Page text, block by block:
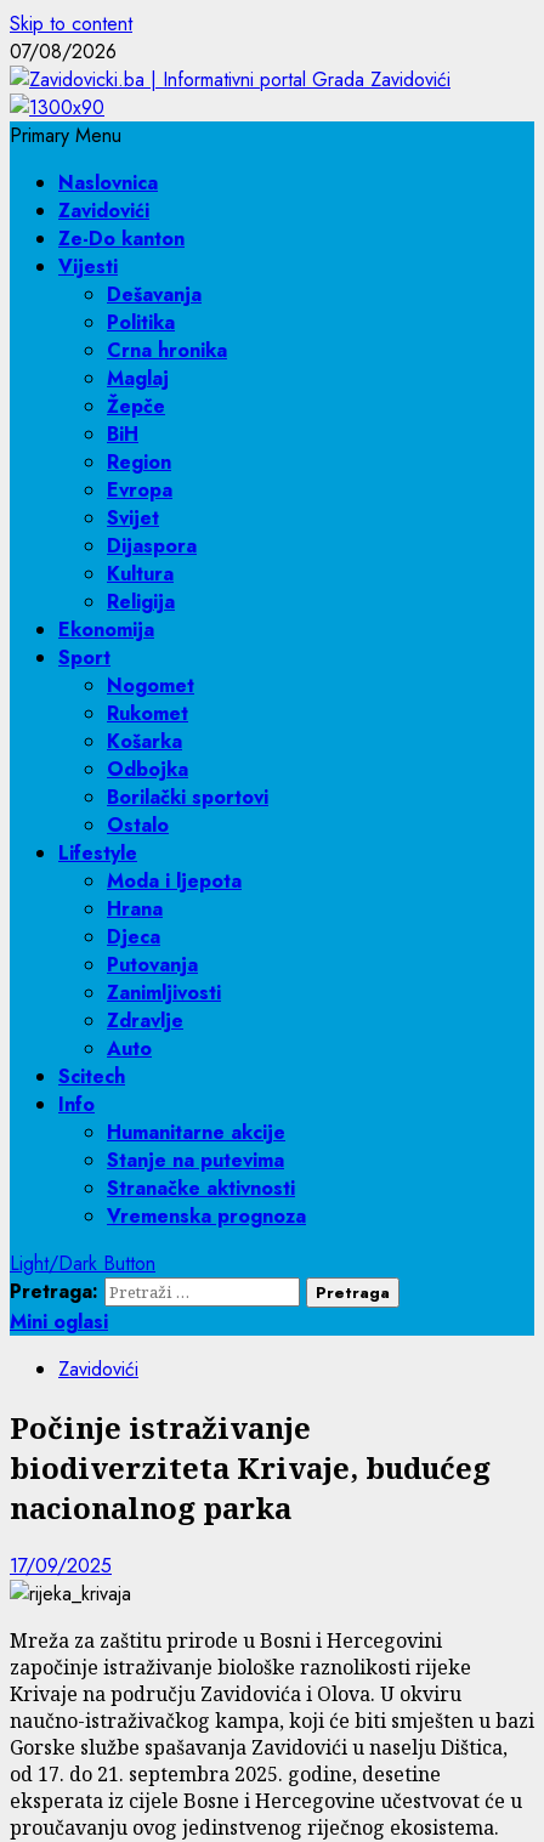
Skip to content
07/08/2026
Primary Menu
Naslovnica
Zavidovići
Ze-Do kanton
Vijesti
Dešavanja
Politika
Crna hronika
Maglaj
Žepče
BiH
Region
Evropa
Svijet
Dijaspora
Kultura
Religija
Ekonomija
Sport
Nogomet
Rukomet
Košarka
Odbojka
Borilački sportovi
Ostalo
Lifestyle
Moda i ljepota
Hrana
Djeca
Putovanja
Zanimljivosti
Zdravlje
Auto
Scitech
Info
Humanitarne akcije
Stanje na putevima
Stranačke aktivnosti
Vremenska prognoza
Light/Dark Button
Pretraga:
Mini oglasi
Zavidovići
Počinje istraživanje
biodiverziteta Krivaje, budućeg
nacionalnog parka
17/09/2025
Mreža za zaštitu prirode u Bosni i Hercegovini
započinje istraživanje biološke raznolikosti rijeke
Krivaje na području Zavidovića i Olova. U okviru
naučno-istraživačkog kampa, koji će biti smješten u bazi
Gorske službe spašavanja Zavidovići u naselju Dištica,
od 17. do 21. septembra 2025. godine, desetine
eksperata iz cijele Bosne i Hercegovine učestvovat će u
proučavanju ovog jedinstvenog riječnog ekosistema.